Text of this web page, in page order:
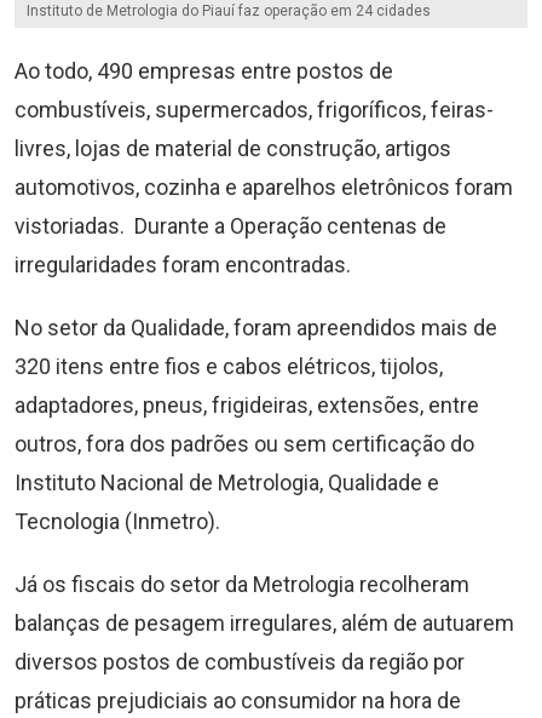
Instituto de Metrologia do Piauí faz operação em 24 cidades
Ao todo, 490 empresas entre postos de
combustíveis, supermercados, frigoríficos, feiras-
livres, lojas de material de construção, artigos
automotivos, cozinha e aparelhos eletrônicos foram
vistoriadas. Durante a Operação centenas de
irregularidades foram encontradas.
No setor da Qualidade, foram apreendidos mais de
320 itens entre fios e cabos elétricos, tijolos,
adaptadores, pneus, frigideiras, extensões, entre
outros, fora dos padrões ou sem certificação do
Instituto Nacional de Metrologia, Qualidade e
Tecnologia (Inmetro).
Já os fiscais do setor da Metrologia recolheram
balanças de pesagem irregulares, além de autuarem
diversos postos de combustíveis da região por
práticas prejudiciais ao consumidor na hora de